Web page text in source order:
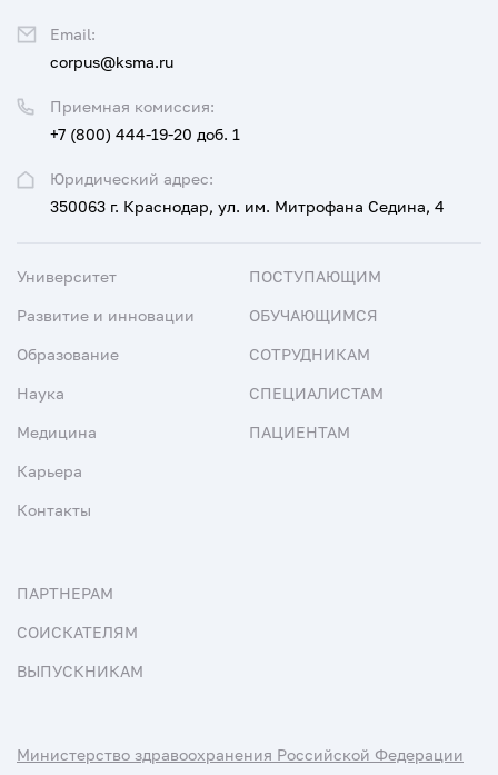
Юридический адрес:
350063 г. Краснодар, ул. им. Митрофана Седина, 4
Приемная комиссия:
+7 (800) 444-19-20 доб. 1
Email:
corpus@ksma.ru
Университет
Развитие и инновации
Образование
Наука
Медицина
Карьера
Контакты
ПОСТУПАЮЩИМ
ОБУЧАЮЩИМСЯ
СОТРУДНИКАМ
СПЕЦИАЛИСТАМ
ПАЦИЕНТАМ
ПАРТНЕРАМ
СОИСКАТЕЛЯМ
ВЫПУСКНИКАМ
Министерство здравоохранения Российской Федерации